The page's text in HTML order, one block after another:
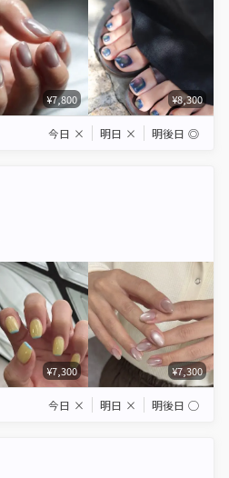
¥7,800 ¥8,300
今日 × 明日 × 明後日 ◎
¥7,300 ¥7,300
今日 × 明日 × 明後日 ◯